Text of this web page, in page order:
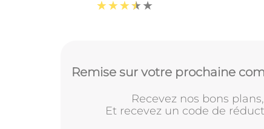
Remise sur votre prochaine
Recevez nos bons
Et recevez un code de